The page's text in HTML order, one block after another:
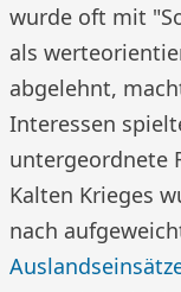
wurde oft mit
als
abgelehnt,
Interessen
untergeordnete
Kalten Krieges
nach